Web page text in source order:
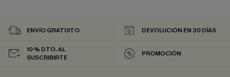
ENVÍO GRATUITO DEVOLUCIÓN EN 30 DÍAS
10 % DTO. AL
SUSCRIBIRTE
PROMOCIÓN